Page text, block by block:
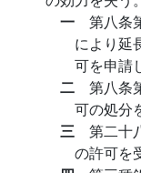
一 第八条
により延
可を申請
二 第八条
可の処分
三 第二十
の許可を